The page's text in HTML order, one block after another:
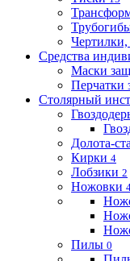
Чертилки,
Средства
Маски
Перчатки
Столярный
Долота-
Кирки 4
Лобзики 2
Ножовки
Пилы 0